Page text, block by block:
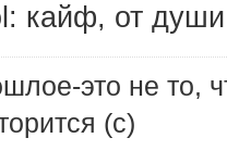
кайф, от
это не то,
(с)